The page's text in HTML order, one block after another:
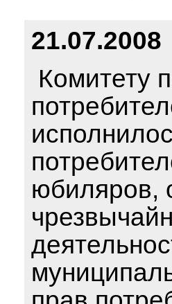
21.07.2008
Комитету
юбиляров,